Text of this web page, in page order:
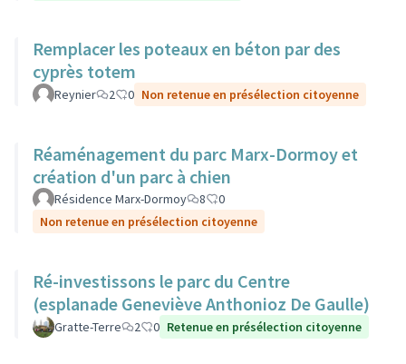
Remplacer les poteaux en béton par des
cyprès totem
Reynier 2 0 Non retenue en présélection citoyenne
Réaménagement du parc Marx-Dormoy et
création d'un parc à chien
Résidence Marx-Dormoy 8
0
Non retenue en présélection citoyenne
Ré-investissons le parc du Centre
(esplanade Geneviève Anthonioz De Gaulle)
Gratte-Terre 2 0 Retenue en présélection citoyenne